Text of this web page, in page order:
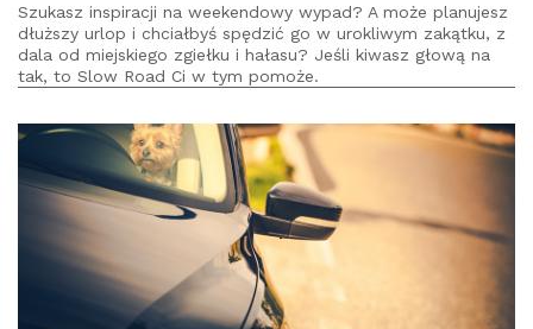
Szukasz inspiracji na weekendowy wypad? A może planujesz
dłuższy urlop i chciałbyś spędzić go w urokliwym zakątku, z
dala od miejskiego zgiełku i hałasu? Jeśli kiwasz głową na
tak, to Slow Road Ci w tym pomoże.